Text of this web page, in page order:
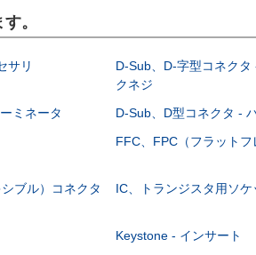
。
サリ
D-Sub、D-字型コネク
クネジ
ミネータ D-Sub、D型コネクタ -
FFC、FPC（フラット
ブル）コネクタ
IC、トランジスタ用ソケ
Keystone - インサート